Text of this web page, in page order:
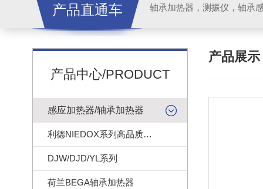
产品直通车 轴承加热器，测振仪，轴承
产品中心/PRODUCT
感应加热器/轴承加热器
利德NIEDOX系列高品质轴承加热器
DJW/DJD/YL系列
荷兰BEGA轴承加热器
产品展示